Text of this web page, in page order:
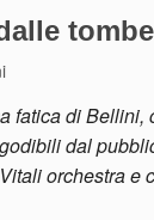
tombe
fatica di
dal
orchestra e